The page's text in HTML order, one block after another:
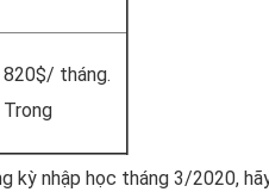
820$/ tháng.
Trong
kỳ nhập học tháng 3/2020,